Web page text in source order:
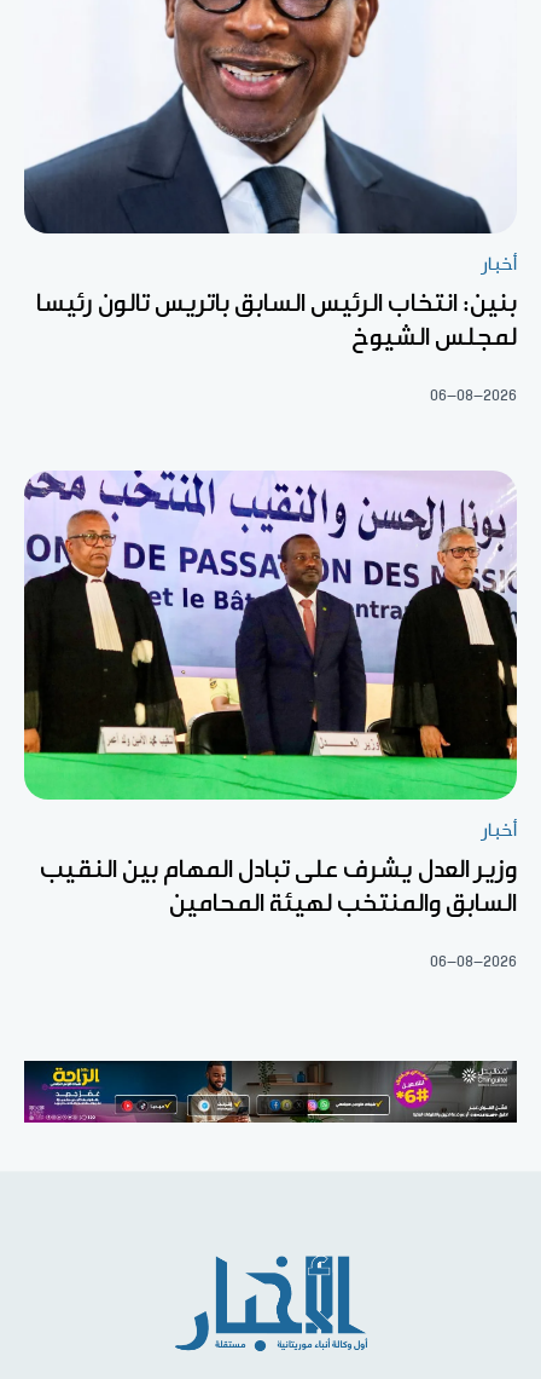
أخبار
بنين: انتخاب الرئيس السابق باتريس تالون رئيسا
لمجلس الشيوخ
06-08-2026
أخبار
وزير العدل يشرف على تبادل المهام بين النقيب
السابق والمنتخب لهيئة المحامين
06-08-2026